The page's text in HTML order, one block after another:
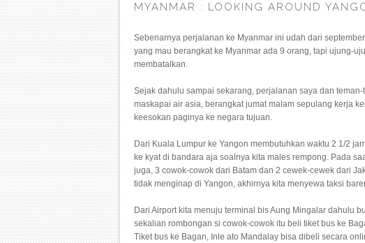
MYANMAR : LOOKING AROUND
Sebenarnya perjalanan ke Myanmar ini udah dari
yang mau berangkat ke Myanmar ada 9 orang, tapi ujung-
membatalkan.
Sejak dahulu sampai sekarang, perjalanan saya dan
maskapai air asia, berangkat jumat malam sepulang kerja
keesokan paginya ke negara tujuan.
Dari Kuala Lumpur ke Yangon membutuhkan waktu 2 1/2
ke kyat di bandara aja soalnya kita males rempong. Pada
juga, 3 cowok-cowok dari Batam dan 2 cewek-cewek dari
tidak menginap di Yangon, akhirnya kita menyewa taksi
Dari Airport kita menuju terminal bis Aung Mingalar dahulu
sekalian rombongan si cowok-cowok itu beli tiket bus ke
Tiket bus ke Bagan, Inle ato Mandalay bisa dibeli secara